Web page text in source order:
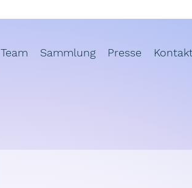
Team Sammlung Presse